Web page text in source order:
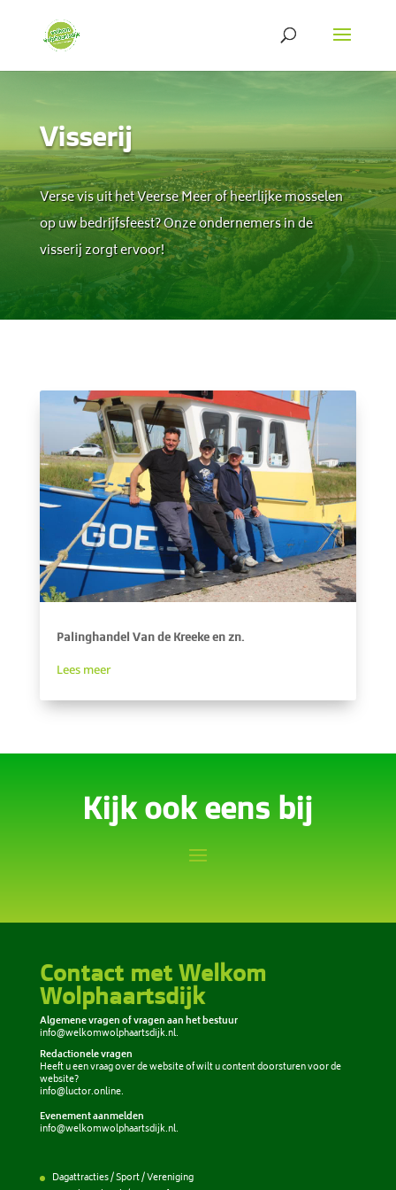
Visserij
Verse vis uit het Veerse Meer of heerlijke mosselen
op uw bedrijfsfeest? Onze ondernemers in de
visserij zorgt ervoor!
Palinghandel Van de Kreeke en zn.
Lees meer
Kijk ook eens bij
Contact met Welkom
Wolphaartsdijk
Algemene vragen of vragen aan het bestuur
info@welkomwolphaartsdijk.nl.
Redactionele vragen
Heeft u een vraag over de website of wilt u content doorsturen voor de
website?
info@luctor.online.
Evenement aanmelden
info@welkomwolphaartsdijk.nl.
Dagattracties / Sport / Vereniging